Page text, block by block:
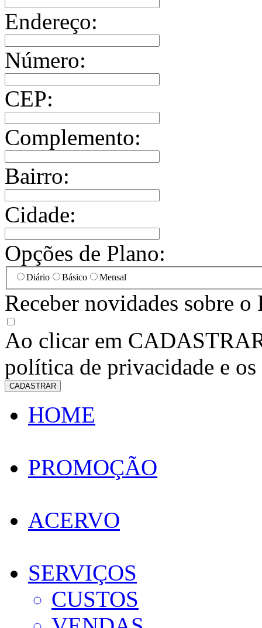
Endereço:
Número:
CEP:
Complemento:
Bairro:
Cidade:
Opções de Plano:
Diário Básico Mensal
Receber novidades sobre
Ao clicar em
política de privacidade e os
CADASTRAR
HOME
PROMOÇÃO
ACERVO
SERVIÇOS
CUSTOS